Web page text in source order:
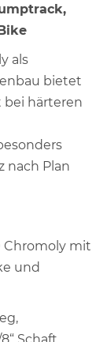
als
bietet
bei härteren
nach Plan
Chromoly mit
und